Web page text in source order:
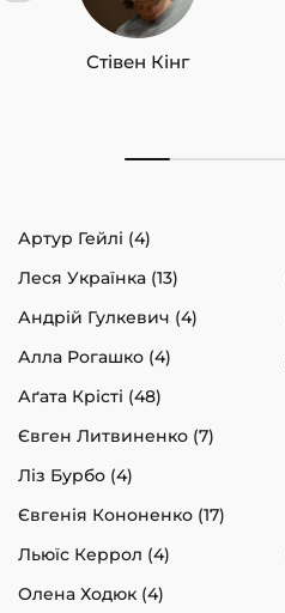
Стівен Кінг
Артур Гейлі (4)
Леся Українка (13)
Андрій Гулкевич (4)
Алла Рогашко (4)
Аґата Крісті (48)
Євген Литвиненко (7)
Ліз Бурбо (4)
Євгенія Кононенко (17)
Льюїс Керрол (4)
Олена Ходюк (4)